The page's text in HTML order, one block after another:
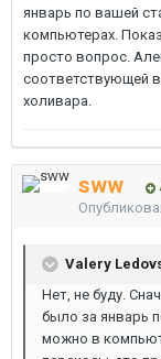
январь по вашей
компьютерах.
просто вопрос.
соответствующей
холивара.
sww
Valery
Нет, не буду.
было за январь
можно в